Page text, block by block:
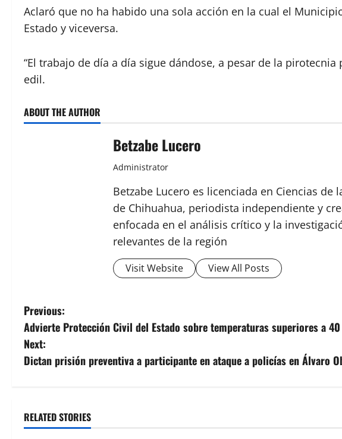
Aclaró que no ha habido una sola acción en la cual el
Estado y viceversa.
“El trabajo de día a día sigue dándose, a pesar de la
edil.
ABOUT THE AUTHOR
Betzabe Lucero
Administrator
Betzabe Lucero es licenciada en Ciencias de
de Chihuahua, periodista independiente y
enfocada en el análisis crítico y la
relevantes de la región
Visit Website View All Posts
P
o
s
n
Previous:
Advierte Protección Civil del Estado sobre temperaturas superiores a
Next:
Dictan prisión preventiva a participante en ataque a policías en Álvaro
RELATED STORIES